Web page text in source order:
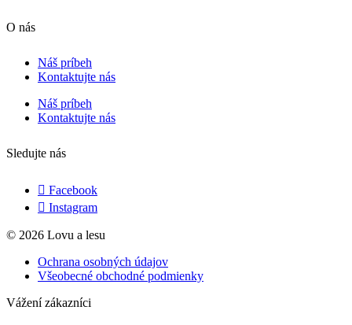
O nás
Náš príbeh
Kontaktujte nás
Náš príbeh
Kontaktujte nás
Sledujte nás
Facebook
Instagram
© 2026 Lovu a lesu
Ochrana osobných údajov
Všeobecné obchodné podmienky
Vážení zákazníci